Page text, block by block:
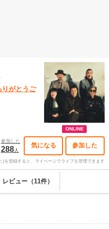
ONLINE
がとうご
参加した
288人
気になる 参加した
)を登録すると、マイページでライブを管理できます
レビュー（11件）